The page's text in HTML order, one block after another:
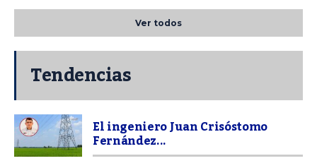
Ver todos
Tendencias
El ingeniero Juan Crisóstomo
Fernández...